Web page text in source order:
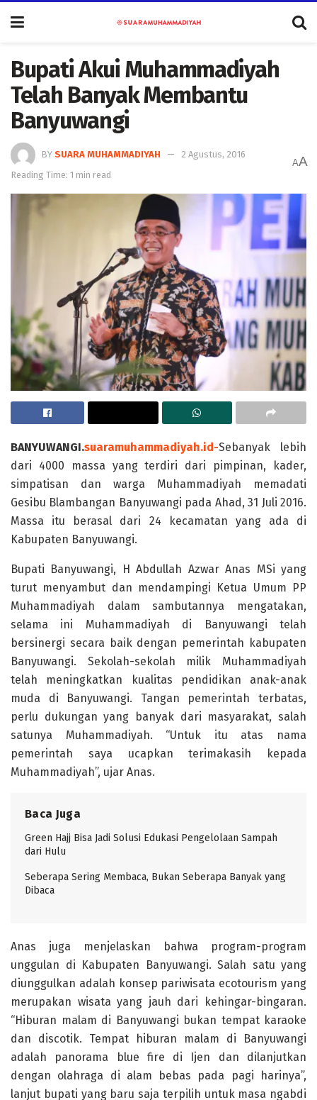
Bupati Akui Muhammadiyah
Telah Banyak Membantu
Banyuwangi
BY SUARA MUHAMMADIYAH
2 Agustus, 2016
Reading Time: 1 min read
AA
BANYUWANGI.suaramuhammadiyah.id-Sebanyak lebih
dari 4000 massa yang terdiri dari pimpinan, kader,
simpatisan dan warga Muhammadiyah memadati
Gesibu Blambangan Banyuwangi pada Ahad, 31 Juli 2016.
Massa itu berasal dari 24 kecamatan yang ada di
Kabupaten Banyuwangi.
Bupati Banyuwangi, H Abdullah Azwar Anas MSi yang
turut menyambut dan mendampingi Ketua Umum PP
Muhammadiyah dalam sambutannya mengatakan,
selama ini Muhammadiyah di Banyuwangi telah
bersinergi secara baik dengan pemerintah kabupaten
Banyuwangi. Sekolah-sekolah milik Muhammadiyah
telah meningkatkan kualitas pendidikan anak-anak
muda di Banyuwangi. Tangan pemerintah terbatas,
perlu dukungan yang banyak dari masyarakat, salah
satunya Muhammadiyah. “Untuk itu atas nama
pemerintah saya ucapkan terimakasih kepada
Muhammadiyah”, ujar Anas.
Baca Juga
Green Hajj Bisa Jadi Solusi Edukasi Pengelolaan Sampah
dari Hulu
Seberapa Sering Membaca, Bukan Seberapa Banyak yang
Dibaca
Anas juga menjelaskan bahwa program-program
unggulan di Kabupaten Banyuwangi. Salah satu yang
diunggulkan adalah konsep pariwisata ecotourism yang
merupakan wisata yang jauh dari kehingar-bingaran.
“Hiburan malam di Banyuwangi bukan tempat karaoke
dan discotik. Tempat hiburan malam di Banyuwangi
adalah panorama blue fire di Ijen dan dilanjutkan
dengan olahraga di alam bebas pada pagi harinya”,
lanjut bupati yang baru saja terpilih untuk masa ngabdi